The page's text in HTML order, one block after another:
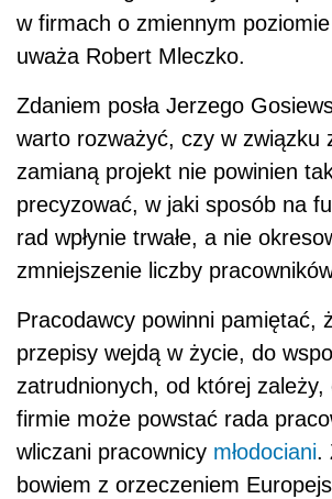
w firmach o zmiennym
uważa Robert Mleczko.
Zdaniem posła Jerzego
warto rozważyć, czy w związku
zamianą projekt nie powinien
precyzować, w jaki sposób na
rad wpłynie trwałe, a nie
zmniejszenie liczby
Pracodawcy powinni pamiętać,
przepisy wejdą w życie, do
zatrudnionych, od której zależy,
firmie może powstać rada
wliczani pracownicy młodociani.
bowiem z orzeczeniem